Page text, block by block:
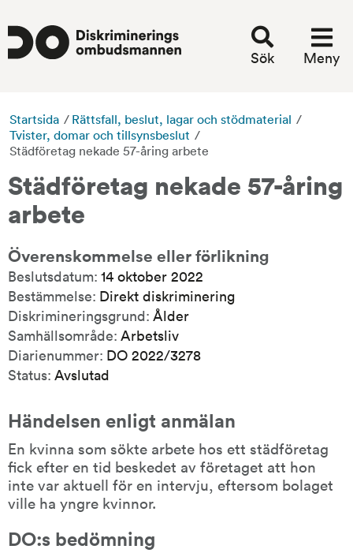
Sök Meny
Startsida / Rättsfall, beslut, lagar och stödmaterial /
Tvister, domar och tillsynsbeslut /
Städföretag nekade 57-åring arbete
Städföretag nekade 57-åring
arbete
Överenskommelse eller förlikning
Beslutsdatum: 14 oktober 2022
Bestämmelse: Direkt diskriminering
Diskrimineringsgrund: Ålder
Samhällsområde: Arbetsliv
Diarienummer: DO 2022/3278
Status: Avslutad
Händelsen enligt anmälan
En kvinna som sökte arbete hos ett städföretag
fick efter en tid beskedet av företaget att hon
inte var aktuell för en intervju, eftersom bolaget
ville ha yngre kvinnor.
DO:s bedömning